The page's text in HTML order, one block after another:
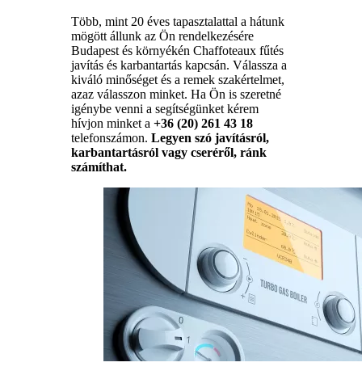
Több, mint 20 éves tapasztalattal a hátunk
mögött állunk az Ön rendelkezésére
Budapest és környékén Chaffoteaux fűtés
javítás és karbantartás kapcsán. Válassza a
kiváló minőséget és a remek szakértelmet,
azaz válasszon minket. Ha Ön is szeretné
igénybe venni a segítségünket kérem
hívjon minket a +36 (20) 261 43 18
telefonszámon. Legyen szó javításról,
karbantartásról vagy cseréről, ránk
számíthat.